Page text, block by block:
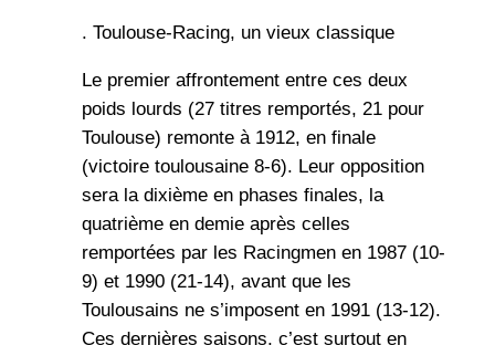
. Toulouse-Racing, un vieux classique
Le premier affrontement entre ces deux
poids lourds (27 titres remportés, 21 pour
Toulouse) remonte à 1912, en finale
(victoire toulousaine 8-6). Leur opposition
sera la dixième en phases finales, la
quatrième en demie après celles
remportées par les Racingmen en 1987 (10-
9) et 1990 (21-14), avant que les
Toulousains ne s’imposent en 1991 (13-12).
Ces dernières saisons, c’est surtout en